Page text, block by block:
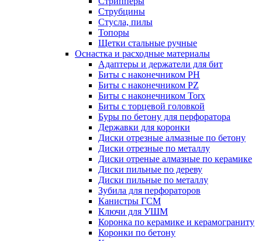
Струбцины
Стусла, пилы
Топоры
Щетки стальные ручные
Оснастка и расходные материалы
Адаптеры и держатели для бит
Биты с наконечником PH
Биты с наконечником PZ
Биты с наконечником Torx
Биты с торцевой головкой
Буры по бетону для перфоратора
Державки для коронки
Диски отрезные алмазные по бетону
Диски отрезные по металлу
Диски отреные алмазные по керамике
Диски пильные по дереву
Диски пильные по металлу
Зубила для перфораторов
Канистры ГСМ
Ключи для УШМ
Коронка по керамике и керамограниту
Коронки по бетону